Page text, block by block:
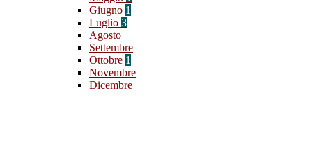
Giugno 1
Luglio 3
Agosto
Settembre
Ottobre 1
Novembre
Dicembre